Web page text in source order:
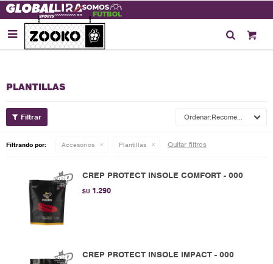

PLANTILLAS
Recomendados
Filtrando por: Accesorios Plantillas Quitar filtros
CREP PROTECT INSOLE COMFORT - 000
$U 1.290
CREP PROTECT INSOLE IMPACT - 000